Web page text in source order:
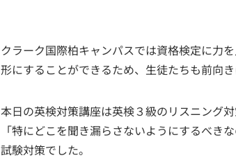
クラーク国際柏キャンパスでは資格検定に力
形にすることができるため、生徒たちも前向き
本日の英検対策講座は英検３級のリスニング
「特にどこを聞き漏らさないようにするべき
試験対策でした。